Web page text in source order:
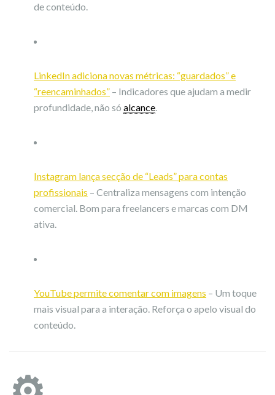
de conteúdo.
LinkedIn adiciona novas métricas: “guardados” e
“reencaminhados” – Indicadores que ajudam a medir
profundidade, não só alcance.
Instagram lança secção de “Leads” para contas
profissionais – Centraliza mensagens com intenção
comercial. Bom para freelancers e marcas com DM
ativa.
YouTube permite comentar com imagens – Um toque
mais visual para a interação. Reforça o apelo visual do
conteúdo.